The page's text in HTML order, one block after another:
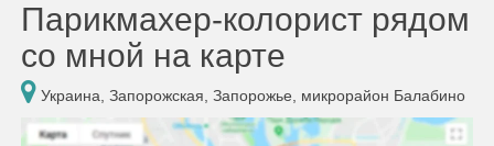
Парикмахер-колорист рядом
со мной на карте
Украина, Запорожская, Запорожье, микрорайон Балабино